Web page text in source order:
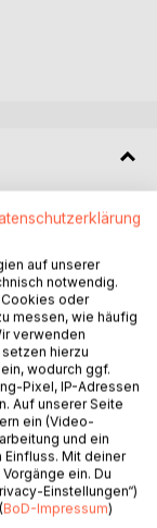
durch die
Depression,
Es ist
Dunkelheit.
-
aber
Symptome,
auf unserer
notwendig.
oder
messen, wie häufig
verwenden
hierzu
wodurch ggf.
Pixel, IP-Adressen
Auf unserer Seite
ein (Video-
und ein
Mit deiner
ein. Du
Einstellungen“)
BoD-Impressum)